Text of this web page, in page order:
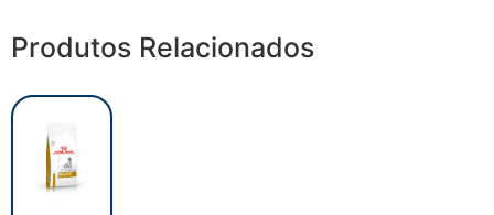
Produtos Relacionados